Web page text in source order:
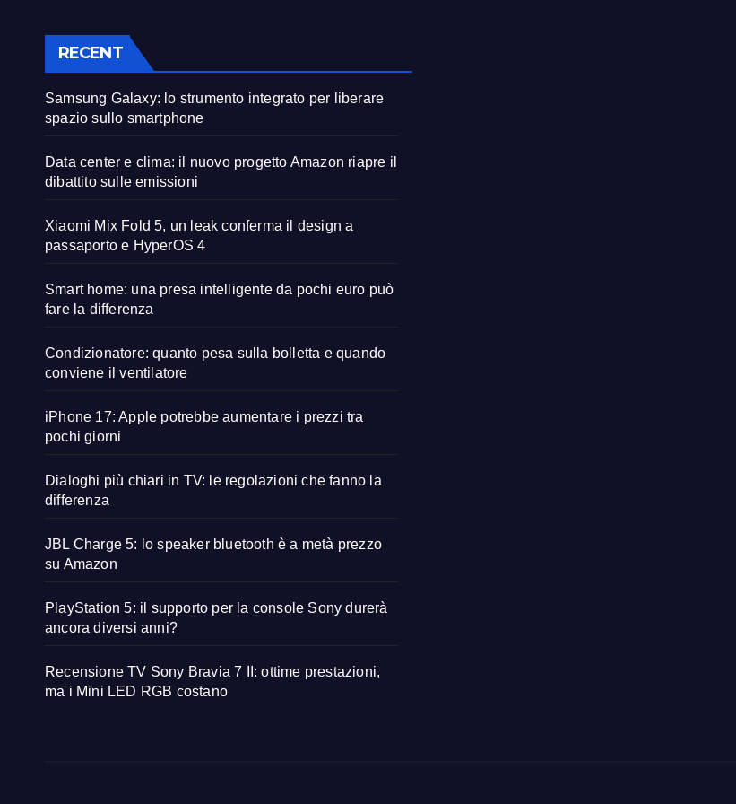
RECENT
Samsung Galaxy: lo strumento integrato per liberare
spazio sullo smartphone
Data center e clima: il nuovo progetto Amazon riapre il
dibattito sulle emissioni
Xiaomi Mix Fold 5, un leak conferma il design a
passaporto e HyperOS 4
Smart home: una presa intelligente da pochi euro può
fare la differenza
Condizionatore: quanto pesa sulla bolletta e quando
conviene il ventilatore
iPhone 17: Apple potrebbe aumentare i prezzi tra
pochi giorni
Dialoghi più chiari in TV: le regolazioni che fanno la
differenza
JBL Charge 5: lo speaker bluetooth è a metà prezzo
su Amazon
PlayStation 5: il supporto per la console Sony durerà
ancora diversi anni?
Recensione TV Sony Bravia 7 II: ottime prestazioni,
ma i Mini LED RGB costano